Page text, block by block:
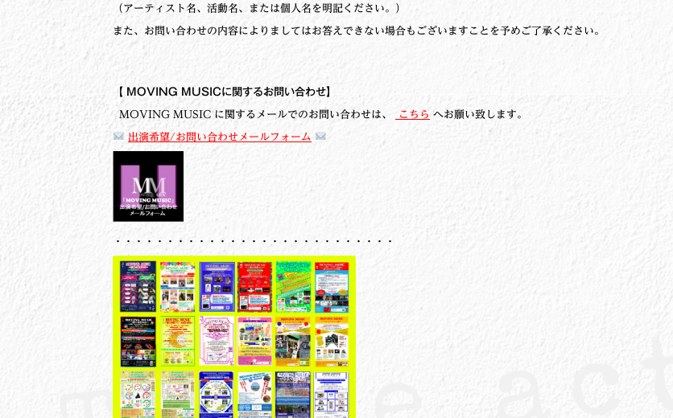
（アーティスト名、活動名、または個人名を明記ください。）
また、お問い合わせの内容によりましてはお答えできない場合もございますことを予めご了承ください。
【 MOVING MUSICに関するお問い合わせ】
MOVING MUSIC に関するメールでのお問い合わせは、 こちら へお願い致します。
出演希望/お問い合わせメールフォーム
・・・・・・・・・・・・・・・・・・・・・・・・・・・